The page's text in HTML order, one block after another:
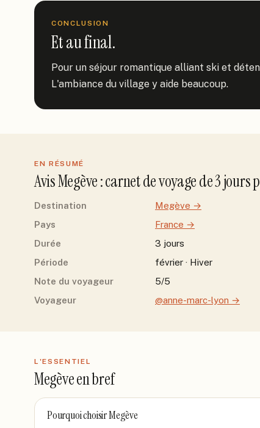
CONCLUSION
Et au final.
Pour un séjour romantique alliant ski et
L'ambiance du village y aide beaucoup.
EN RÉSUMÉ
AvisMegève: carnet de voyage de3jours
Destination Megève →
Pays
France →
Durée
3 jours
Période
février · Hiver
Note du voyageur
5/5
Voyageur
@anne-marc-lyon →
L'ESSENTIEL
Megèveen bref
Pourquoi choisirMegève